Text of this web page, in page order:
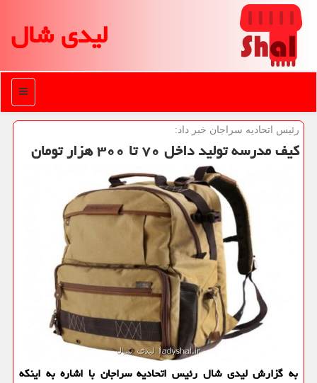
لیدی شال
منو
رئیس اتحادیه سراجان خبر داد:
كیف مدرسه تولید داخل ۷۰ تا ۳۰۰ هزار تومان
به گزارش لیدی شال رئیس اتحادیه سراجان با اشاره به اینكه